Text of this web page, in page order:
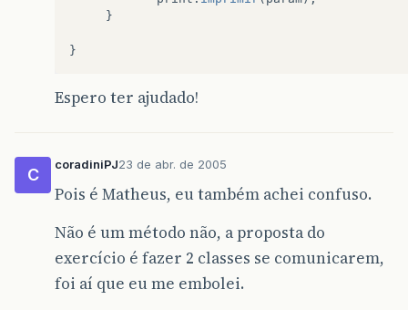
}
}
Espero ter ajudado!
C
coradiniPJ23 de abr. de 2005
Pois é Matheus, eu também achei confuso.
Não é um método não, a proposta do
exercício é fazer 2 classes se comunicarem,
foi aí que eu me embolei.